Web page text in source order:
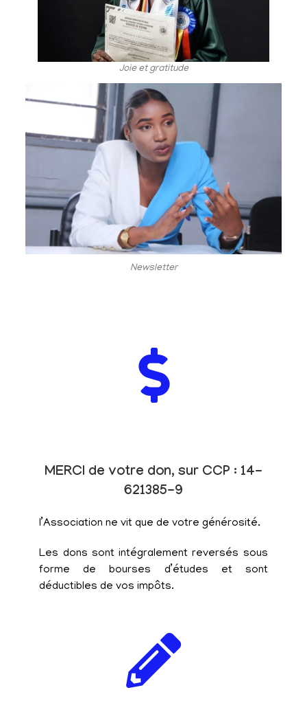
Joie et gratitude
Newsletter
MERCI de votre don, sur CCP : 14-
621385-9
l’Association ne vit que de votre générosité.
Les dons sont intégralement reversés sous
forme de bourses d’études et sont
déductibles de vos impôts.